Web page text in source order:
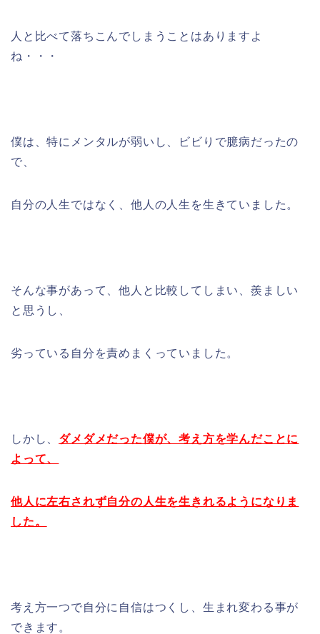
人と比べて落ちこんでしまうことはありますよ
ね・・・
僕は、特にメンタルが弱いし、ビビりで臆病だったの
で、
自分の人生ではなく、他人の人生を生きていました。
そんな事があって、他人と比較してしまい、羨ましい
と思うし、
劣っている自分を責めまくっていました。
しかし、 ダメダメだった僕が、考え方を学んだことに
よって、
他人に左右されず自分の人生を生きれるようになりま
した。
考え方一つで自分に自信はつくし、生まれ変わる事が
できます。